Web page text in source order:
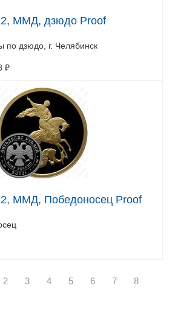
ММД, дзюдо Proof
по дзюдо, г. Челябинск
₽
ММД, Победоносец Proof
2 3 4 5 6 7
8